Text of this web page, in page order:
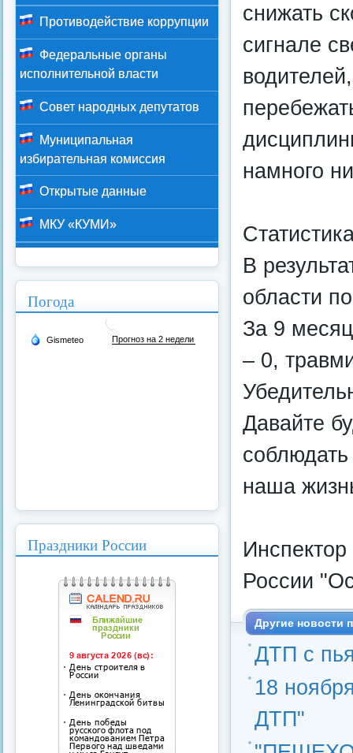
снижать
сигнале
намного
В
области
За 9
– 0,
Давайте
наша
России
Другие новости
ДТП с
18
ДТП"
Противодействие коррупции
Федеральные органы
исполнительной власти
Совет народных депутатов
Муниципальная
избирательная комиссия
Открытые данные
МКУ «КУМИ»
Погода
Праздники России